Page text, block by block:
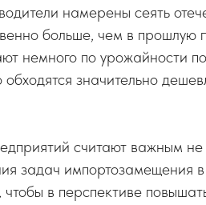
намерены сеять
больше, чем в
немного по урожайности
обходятся значительно
считают важным не
задач импортозамещения
в перспективе